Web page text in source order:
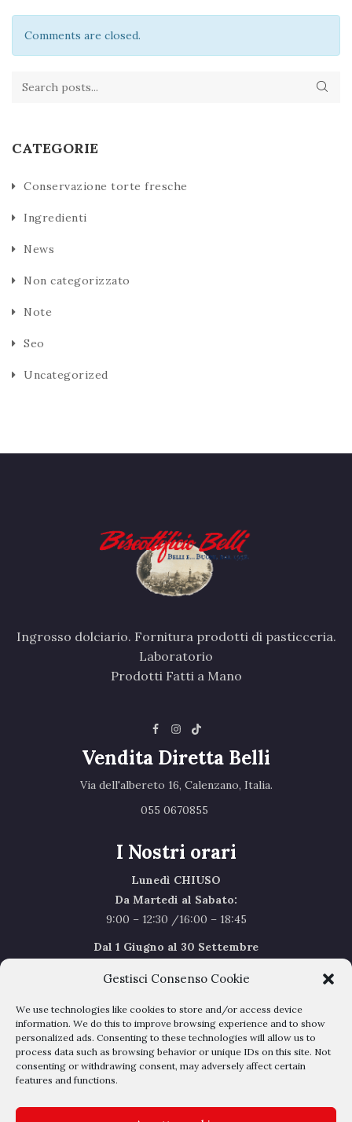
Gestisci Consenso Cookie
We use technologies like cookies to store and/or access device
information. We do this to improve browsing experience and to show
personalized ads. Consenting to these technologies will allow us to
process data such as browsing behavior or unique IDs on this site. Not
consenting or withdrawing consent, may adversely affect certain
features and functions.
Comments are closed.
CATEGORIE
Conservazione torte fresche
Ingredienti
News
Non categorizzato
Note
Seo
Uncategorized
Ingrosso dolciario. Fornitura prodotti di pasticceria.
Laboratorio
Prodotti Fatti a Mano
Vendita Diretta Belli
Via dell'albereto 16, Calenzano, Italia.‎
055 0670855 ‎
I Nostri orari
Lunedì CHIUSO
Da Martedi al Sabato:
9:00 – 12:30 /16:00 – 18:45
Dal 1 Giugno al 30 Settembre
Sabato Agosto Chiusi
I chiusi per Ferie dal 1 al 24Agosto
Privacy Policy–Cookie Policy